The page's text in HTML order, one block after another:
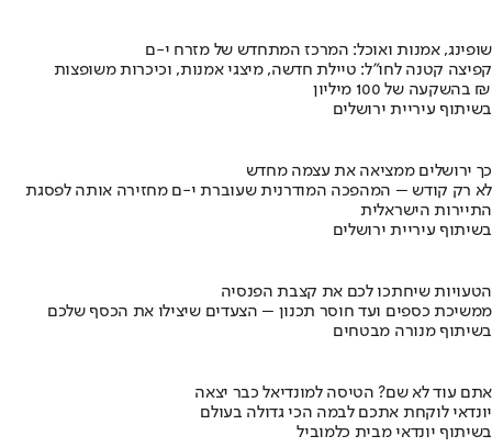
שופינג, אמנות ואוכל: המרכז המתחדש של מזרח י-ם
קפיצה קטנה לחו"ל: טיילת חדשה, מיצגי אמנות, וכיכרות משופצות
בהשקעה של 100 מיליון ₪
בשיתוף עיריית ירושלים
כך ירושלים ממציאה את עצמה מחדש
לא רק קודש – המהפכה המודרנית שעוברת י-ם מחזירה אותה לפסגת
התיירות הישראלית
בשיתוף עיריית ירושלים
הטעויות שיחתכו לכם את קצבת הפנסיה
ממשיכת כספים ועד חוסר תכנון – הצעדים שיצילו את הכסף שלכם
בשיתוף מנורה מבטחים
אתם עוד לא שם? הטיסה למונדיאל כבר יצאה
יונדאי לוקחת אתכם לבמה הכי גדולה בעולם
בשיתוף יונדאי מבית כלמוביל